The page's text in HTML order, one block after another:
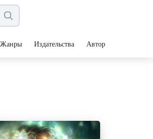
Жанры Издательства Авторы